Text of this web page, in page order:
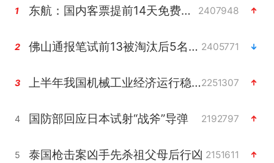
1 东航：国内客票提前14天免费退改 2407948
2 佛山通报笔试前13被淘汰后5名进体检 2405771
3 上半年我国机械工业经济运行稳中有进2251307
4 国防部回应日本试射“战斧”导弹 2192797
5 泰国枪击案凶手先杀祖父母后行凶 2151611